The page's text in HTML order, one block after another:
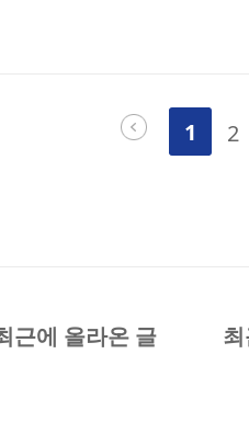
. 모바일 주민등록증은 여러
용을 줄이고 환경 보호에도
바일 주민등록증’을 시범 발급
1 2
근에 올라온 글